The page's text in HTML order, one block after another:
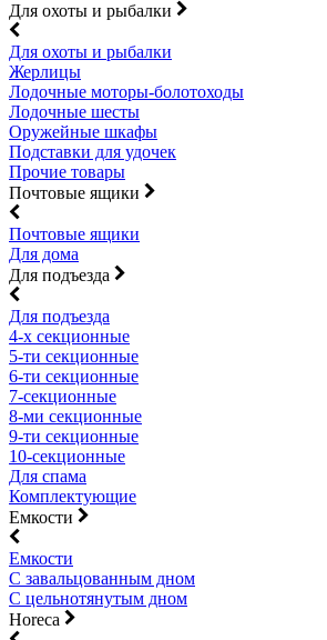
Для охоты и рыбалки
Для охоты и рыбалки
Жерлицы
Лодочные моторы-болотоходы
Лодочные шесты
Оружейные шкафы
Подставки для удочек
Прочие товары
Почтовые ящики
Почтовые ящики
Для дома
Для подъезда
Для подъезда
4-х секционные
5-ти секционные
6-ти секционные
7-секционные
8-ми секционные
9-ти секционные
10-секционные
Для спама
Комплектующие
Емкости
Емкости
С завальцованным дном
С цельнотянутым дном
Horeca